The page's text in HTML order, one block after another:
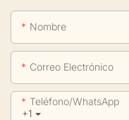
Nombre
Correo Electrónico
+1
Teléfono/WhatsApp